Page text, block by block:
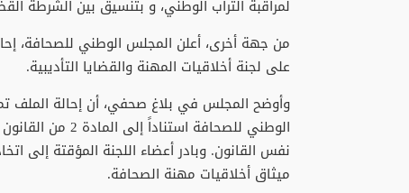
لمراقبة التراب الوطني، و بتنسيق بين الشرطة
من جهة أخرى، أعلن المجلس الوطني للصحافة،
على لجنة أخلاقيات المهنة والقضايا التأديبية.
وأوضح المجلس في بلاغ صحفي، أن إحالة الملف
نفس القانون. وبادر أعضاء اللجنة المؤقتة إلى
ميثاق أخلاقيات مهنة الصحافة.